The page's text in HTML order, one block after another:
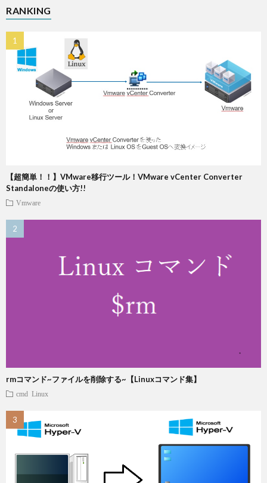
RANKING
【超簡単！！】VMware移行ツール！VMware vCenter Converter
Standaloneの使い方!!
Vmware
rmコマンド~ファイルを削除する~【Linuxコマンド集】
cmd Linux